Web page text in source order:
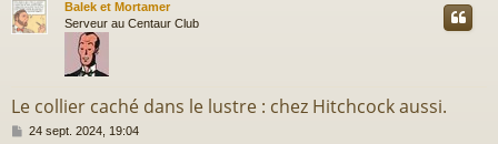
Balek et Mortamer
Serveur au Centaur Club
Le collier caché dans le lustre : chez Hitchcock aussi.
M
24 sept. 2024, 19:04